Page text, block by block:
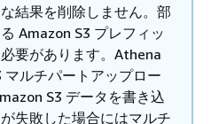
結果を削除しません。部
Amazon S3 プレフィッ
要があります。Athena
マルチパートアップロー
S3 データを書き込
失敗した場合にはマルチ